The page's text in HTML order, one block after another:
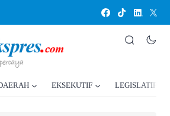
EKSEKUTIF LEGISLATIF